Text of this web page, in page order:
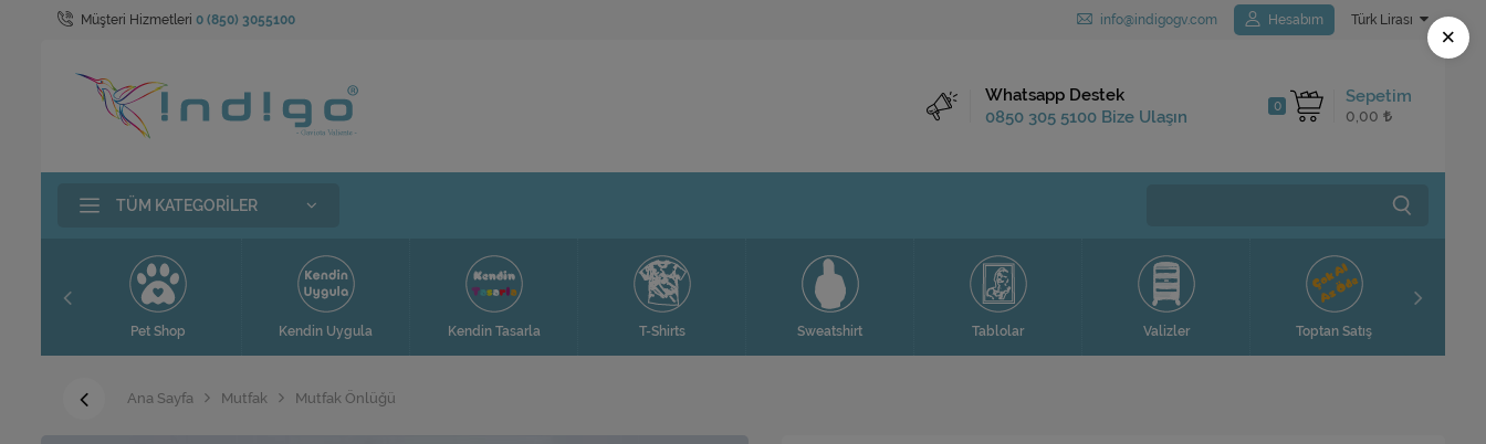
Müşteri Hizmetleri 0 (850) 3055100 info@indigogv.com Hesabım Türk Lirası
Sepetim
0
0,00
Kargo Bedava
1.250 TL ve Üzeri
Whatsapp Destek
0850 305 5100 Bize Ulaşın
TÜM KATEGORILER
Pet Shop Kendin Uygula Kendin Tasarla T-Shirts Sweatshirt Tablolar Valizler Toptan Satış
Ana Sayfa Mutfak Mutfak Önlüğü
×